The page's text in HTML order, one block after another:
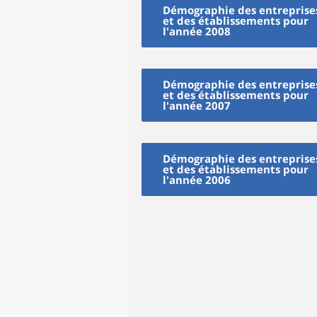
Démographie des
et des établissements pour
l'année 2008
Démographie des
et des établissements pour
l'année 2007
Démographie des
et des établissements pour
l'année 2006